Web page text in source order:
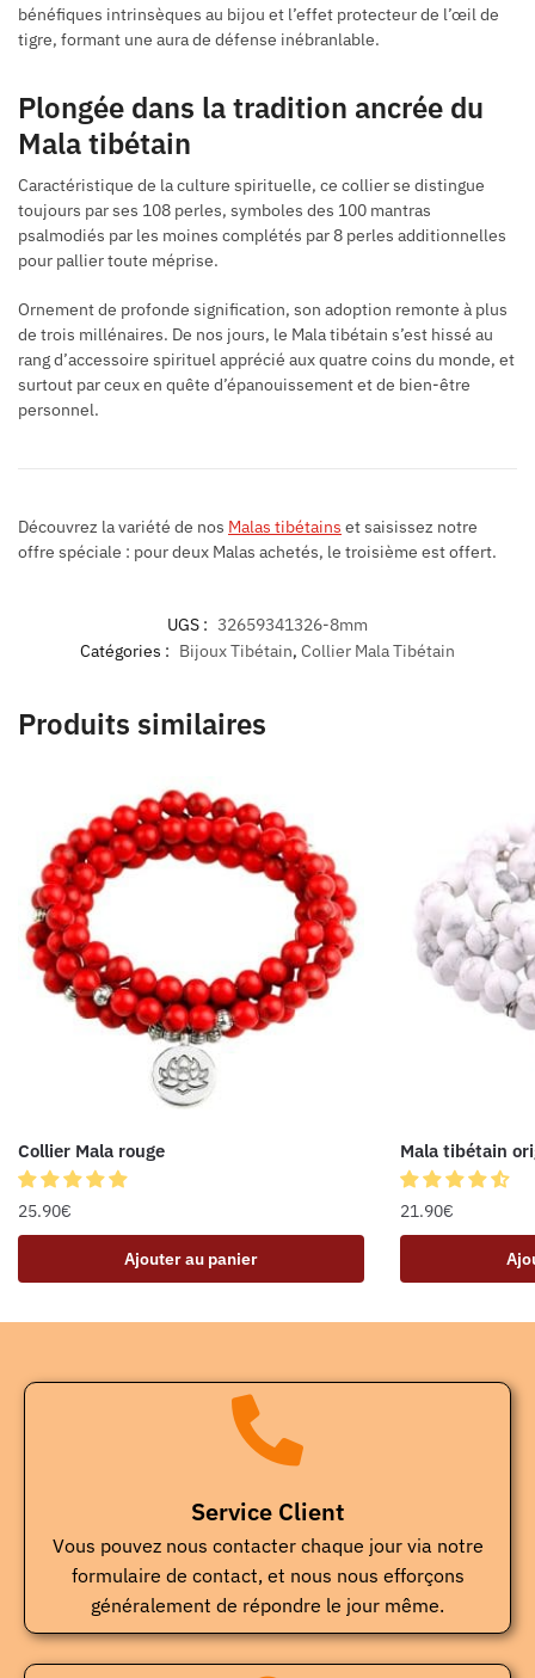
bénéfiques intrinsèques au bijou et l’effet protecteur de l’œil de
tigre, formant une aura de défense inébranlable.
Plongée dans la tradition ancrée du
Mala tibétain
Caractéristique de la culture spirituelle, ce collier se distingue
toujours par ses 108 perles, symboles des 100 mantras
psalmodiés par les moines complétés par 8 perles additionnelles
pour pallier toute méprise.
Ornement de profonde signification, son adoption remonte à plus
de trois millénaires. De nos jours, le Mala tibétain s’est hissé au
rang d’accessoire spirituel apprécié aux quatre coins du monde, et
surtout par ceux en quête d’épanouissement et de bien-être
personnel.
Découvrez la variété de nos Malas tibétains et saisissez notre
offre spéciale : pour deux Malas achetés, le troisième est offert.
UGS : 32659341326-8mm
Catégories : Bijoux Tibétain, Collier Mala Tibétain
Produits similaires
Collier Mala rouge
25.90€
Ajouter au panier
Mala tibétain
21.90€
Service Client
Vous pouvez nous contacter chaque jour via notre
formulaire de contact, et nous nous efforçons
généralement de répondre le jour même.